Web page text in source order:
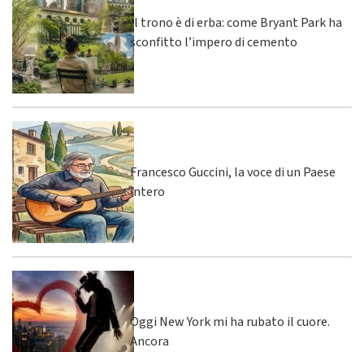
Il trono è di erba: come Bryant Park ha
sconfitto l’impero di cemento
Francesco Guccini, la voce di un Paese
intero
Oggi New York mi ha rubato il cuore.
Ancora